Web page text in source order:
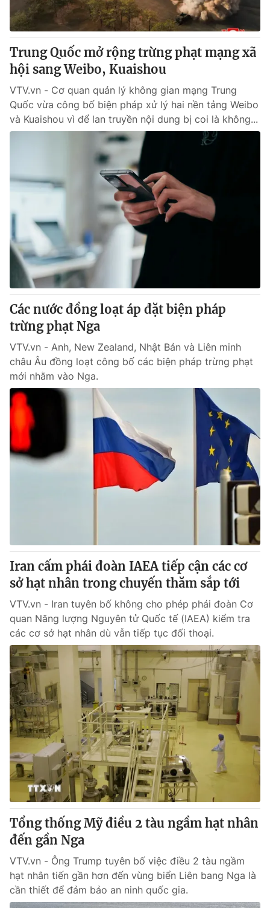
Trung Quốc mở rộng trừng phạt mạng xã
hội sang Weibo, Kuaishou
VTV.vn - Cơ quan quản lý không gian mạng Trung
Quốc vừa công bố biện pháp xử lý hai nền tảng Weibo
và Kuaishou vì để lan truyền nội dung bị coi là không...
Các nước đồng loạt áp đặt biện pháp
trừng phạt Nga
VTV.vn - Anh, New Zealand, Nhật Bản và Liên minh
châu Âu đồng loạt công bố các biện pháp trừng phạt
mới nhằm vào Nga.
Iran cấm phái đoàn IAEA tiếp cận các cơ
sở hạt nhân trong chuyến thăm sắp tới
VTV.vn - Iran tuyên bố không cho phép phái đoàn Cơ
quan Năng lượng Nguyên tử Quốc tế (IAEA) kiểm tra
các cơ sở hạt nhân dù vẫn tiếp tục đối thoại.
Tổng thống Mỹ điều 2 tàu ngầm hạt nhân
đến gần Nga
VTV.vn - Ông Trump tuyên bố việc điều 2 tàu ngầm
hạt nhân tiến gần hơn đến vùng biển Liên bang Nga là
cần thiết để đảm bảo an ninh quốc gia.